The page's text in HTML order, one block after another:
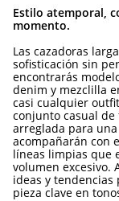
Estilo atemporal,
momento.
Las cazadoras
sofisticación sin
encontrarás
denim y mezclilla
casi cualquier
conjunto casual
arreglada para
acompañarán con
líneas limpias que
volumen excesivo.
ideas y
pieza clave en